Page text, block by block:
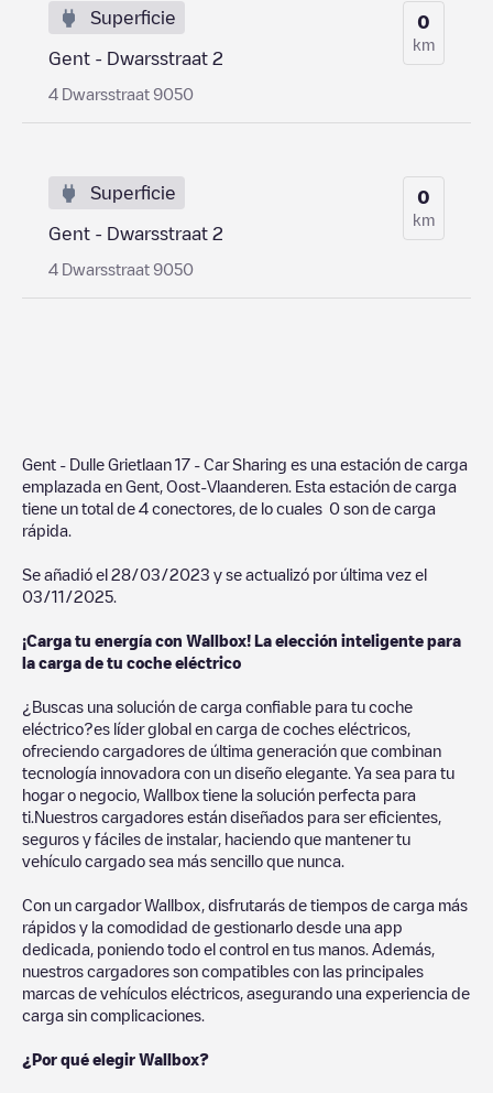
Superficie
Gent - Dwarsstraat 2
4 Dwarsstraat 9050
0
km
Superficie
Gent - Dwarsstraat 2
4 Dwarsstraat 9050
0
km
Gent - Dulle Grietlaan 17 - Car Sharing es una estación de carga
emplazada en Gent Oost-Vlaanderen . Esta estación de carga
tiene un total de 4 conectores, de lo cuales 0 son de carga
rápida.
Se añadió el 28/03/2023 y se actualizó por última vez el
03/11/2025
¡Carga tu energía con Wallbox! La elección inteligente para
la carga de tu coche eléctrico
¿Buscas una solución de carga confiable para tu coche
eléctrico?es líder global en carga de coches eléctricos,
ofreciendo cargadores de última generación que combinan
tecnología innovadora con un diseño elegante. Ya sea para tu
hogar o negocio, Wallbox tiene la solución perfecta para
ti.Nuestros cargadores están diseñados para ser eficientes,
seguros y fáciles de instalar, haciendo que mantener tu
vehículo cargado sea más sencillo que nunca.
Con un cargador Wallbox, disfrutarás de tiempos de carga más
rápidos y la comodidad de gestionarlo desde una app
dedicada, poniendo todo el control en tus manos. Además,
nuestros cargadores son compatibles con las principales
marcas de vehículos eléctricos, asegurando una experiencia de
carga sin complicaciones.
¿Por qué elegir Wallbox?